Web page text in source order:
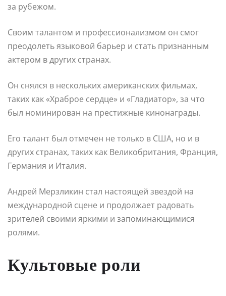
за рубежом.
Своим талантом и профессионализмом он смог
преодолеть языковой барьер и стать признанным
актером в других странах.
Он снялся в нескольких американских фильмах,
таких как «Храброе сердце» и «Гладиатор», за что
был номинирован на престижные кинонаграды.
Его талант был отмечен не только в США, но и в
других странах, таких как Великобритания, Франция,
Германия и Италия.
Андрей Мерзликин стал настоящей звездой на
международной сцене и продолжает радовать
зрителей своими яркими и запоминающимися
ролями.
Культовые роли